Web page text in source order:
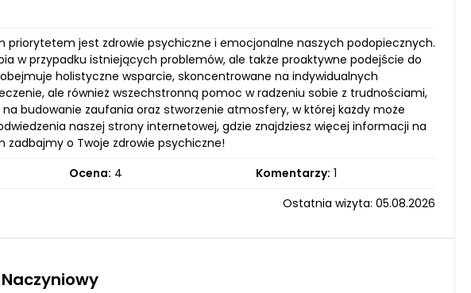
priorytetem jest zdrowie psychiczne i emocjonalne naszych podopiecznych.
w przypadku istniejących problemów, ale także proaktywne podejście do
holistyczne wsparcie, skoncentrowane na indywidualnych
ale również wszechstronną pomoc w radzeniu sobie z trudnościami,
budowanie zaufania oraz stworzenie atmosfery, w której każdy może
naszej strony internetowej, gdzie znajdziesz więcej informacji na
o Twoje zdrowie psychiczne!
Ocena: 4 Komentarzy: 1
Ostatnia wizyta: 05.08.2026